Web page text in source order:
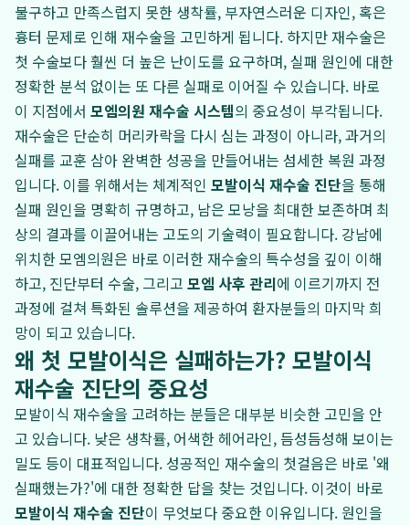
불구하고 만족스럽지 못한 생착률, 부자연스러운 디자인, 혹은
흉터 문제로 인해 재수술을 고민하게 됩니다. 하지만 재수술은
첫 수술보다 훨씬 더 높은 난이도를 요구하며, 실패 원인에 대한
정확한 분석 없이는 또 다른 실패로 이어질 수 있습니다. 바로
이 지점에서 모엠의원 재수술 시스템의 중요성이 부각됩니다.
재수술은 단순히 머리카락을 다시 심는 과정이 아니라, 과거의
실패를 교훈 삼아 완벽한 성공을 만들어내는 섬세한 복원 과정
입니다. 이를 위해서는 체계적인 모발이식 재수술 진단을 통해
실패 원인을 명확히 규명하고, 남은 모낭을 최대한 보존하며 최
상의 결과를 이끌어내는 고도의 기술력이 필요합니다. 강남에
위치한 모엠의원은 바로 이러한 재수술의 특수성을 깊이 이해
하고, 진단부터 수술, 그리고 모엠 사후 관리에 이르기까지 전
과정에 걸쳐 특화된 솔루션을 제공하여 환자분들의 마지막 희
망이 되고 있습니다.
왜 첫 모발이식은 실패하는가? 모발이식
재수술 진단의 중요성
모발이식 재수술을 고려하는 분들은 대부분 비슷한 고민을 안
고 있습니다. 낮은 생착률, 어색한 헤어라인, 듬성듬성해 보이는
밀도 등이 대표적입니다. 성공적인 재수술의 첫걸음은 바로 '왜
실패했는가?'에 대한 정확한 답을 찾는 것입니다. 이것이 바로
모발이식 재수술 진단이 무엇보다 중요한 이유입니다. 원인을